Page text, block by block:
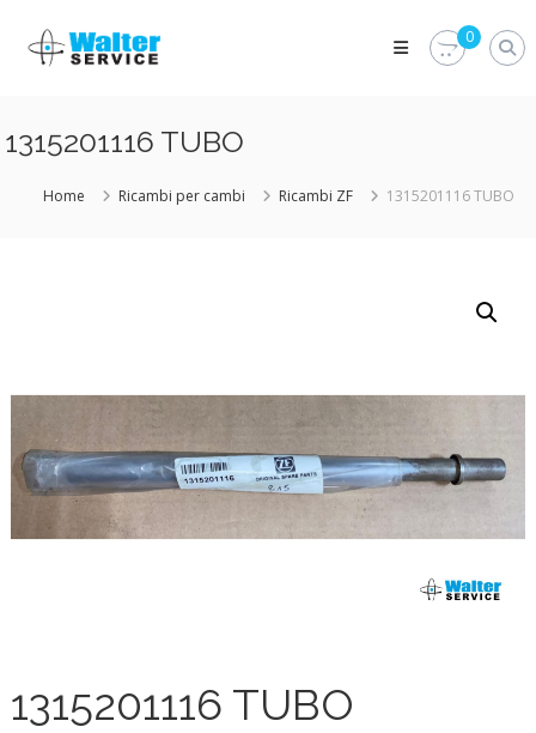
content
Walter
Service
parti
del
0
1315201116 TUBO
Home Ricambi per cambi Ricambi ZF 1315201116 TUBO
1315201116 TUBO